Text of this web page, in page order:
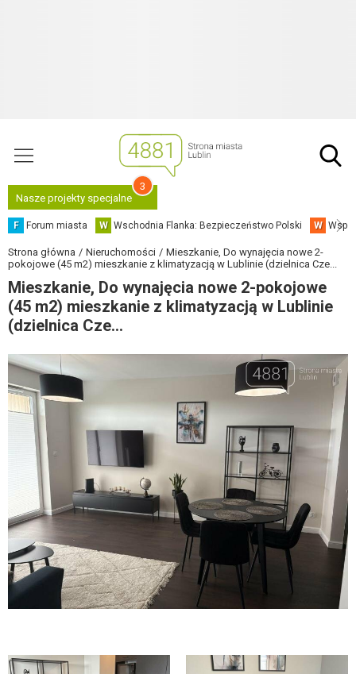
Nasze projekty specjalne
3
F Forum miasta W Wschodnia Flanka: Bezpieczeństwo Polski W
Strona główna Nieruchomości
Mieszkanie, Do wynajęcia nowe 2-
pokojowe (45 m2) mieszkanie z klimatyzacją w Lublinie (dzielnica Cze...
Mieszkanie, Do wynajęcia nowe 2-pokojowe
(45 m2) mieszkanie z klimatyzacją w Lublinie
(dzielnica Cze...